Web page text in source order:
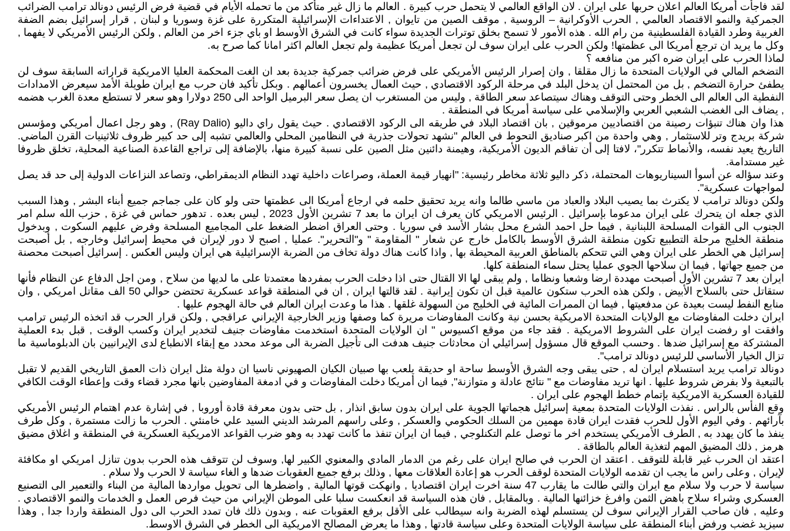
لقد فاجأت أمريكا العالم اعلان حربها على ايران . لان الواقع العالمي لا يتحمل حرب كبيرة . العالم ما زال غير متأكد من ما تحمله الأيام في قضية فرض الرئيس دونالد ترامب الضرائب
الجمركية والنمو الاقتصاد العالمي , الحرب الأوكرانية – الروسية , موقف الصين من تايوان , الاعتداءات الإسرائيلية المتكررة على غزة وسوريا و لبنان , قرار إسرائيل بضم الضفة
الغربية وطرد القيادة الفلسطينية من رام الله . هذه الأمور لا تسمح بخلق توترات الجديدة سواء كانت في الشرق الأوسط او باي جزء اخر من العالم , ولكن الرئيس الأمريكي لا يفهما ,
وكل ما يريد ان ترجع أمريكا الى عظمتها! ولكن الحرب على ايران سوف لن تجعل أمريكا عظيمة ولم تجعل العالم اكثر امانا كما صرح به.
لماذا الحرب على ايران ضره اكبر من منافعه ؟
التضخم المالي في الولايات المتحدة ما زال مقلقا , وان إصرار الرئيس الأمريكي على فرض ضرائب جمركية جديدة بعد ان الغت المحكمة العليا الامريكية قراراته السابقة سوف لن
يطفئ حرارة التضخم , بل من المحتمل ان يدخل البلد في مرحلة الركود الاقتصادي , حيث العمال يخسرون أعمالهم . وبكل تأكيد فان حرب مع ايران طويلة الأمد سيعرض الامدادات
النفطية الى العالم الى الخطر وحتى التوقف وهناك سيتصاعد سعر الطاقة , وليس من المستغرب ان يصل سعر البرميل الواحد الى 250 دولارا وهو سعر لا تستطع معدة الغرب هضمه
, يضاف الى الغضب الشعبي العربي والإسلامي على سياسة أمريكا في المنطقة .
هذا وان هناك تنبؤات رصينة من اقتصاديين مرموقين , بان اقتصاد البلاد في طريقه الى الركود الاقتصادي . حيث يقول راي داليو (Ray Dalio) , وهو رجل اعمال أمريكي ومؤسس
شركة بريدج وتر للاستثمار , وهي واحدة من اكبر صناديق التحوط في العالم "نشهد تحولات جذرية في النظامين المحلي والعالمي تشبه إلى حد كبير ظروف ثلاثينيات القرن الماضي.
التاريخ يعيد نفسه، والأنماط تتكرر"، لافتا إلى أن تفاقم الديون الأمريكية، وهيمنة دائنين مثل الصين على نسبة كبيرة منها، بالإضافة إلى تراجع القاعدة الصناعية المحلية، تخلق ظروفا
غير مستدامة.
وعند سؤاله عن أسوأ السيناريوهات المحتملة، ذكر داليو ثلاثة مخاطر رئيسية: "انهيار قيمة العملة، وصراعات داخلية تهدد النظام الديمقراطي، وتصاعد النزاعات الدولية إلى حد قد يصل
لمواجهات عسكرية".
ولكن دونالد ترامب لا يكترث بما يصيب البلاد والعباد من ماسي طالما وانه يريد تحقيق حلمه في ارجاع أمريكا الى عظمتها حتى ولو كان على جماجم جميع أبناء البشر , وهذا السبب
الذي جعله ان يتحرك على ايران مدعوما بإسرائيل . الرئيس الامريكي كان يعرف ان ايران ما بعد 7 تشرين الأول 2023 , ليس بعده . تدهور حماس في غزة , حزب الله سلم امر
الجنوب الى القوات المسلحة اللبنانية , فيما حل احمد الشرع محل بشار الأسد في سوريا . وحتى العراق اضطر الضغط على المجاميع المسلحة وفرض عليهم السكوت , وبدخول
منطقة الخليج مرحلة التطبيع تكون منطقة الشرق الأوسط بالكامل خارج عن شعار " المقاومة " و"التحرير". عمليا , اصبح لا دور لإيران في محيط إسرائيل وخارجه , بل أصبحت
إسرائيل هي الخطر على ايران وهي التي تتحكم بالمناطق العربية المحيطة بها , واذا كانت هناك دولة تخاف من الضربة الإسرائيلية هي ايران وليس العكس . إسرائيل أصبحت محصنة
من جميع جهاتها , فيما ان سلاحها الجوي عمليا يحتل سماء المنطقة كلها.
ايران بعد 7 تشرين الأول أصبحت مهددة ارضا وشعبا ونظاما , ولم يبقى لها الا القتال حتى اذا دخلت الحرب بمفردها معتمدتا على ما لديها من سلاح , ومن اجل الدفاع عن النظام فأنها
ستقاتل حتى بالسلاح الأبيض , ولكن هذه الحرب ستكون عالمية قبل ان تكون إيرانية . لقد قالتها ايران , ان في المنطقة قواعد عسكرية تحتضن حوالي 50 الف مقاتل امريكي , وان
منابع النفط ليست بعيدة عن مدفعيتها , فيما ان الممرات المائية في الخليج من السهولة غلقها . هذا ما وعدت ايران العالم في حالة الهجوم عليها .
ايران دخلت المفاوضات مع الولايات المتحدة الامريكية بحسن نية وكانت المفاوضات مريرة كما وصفها وزير الخارجية الإيراني عراقجي , ولكن قرار الحرب قد اتخذه الرئيس ترامب
وافقت او رفضت ايران على الشروط الامريكية . فقد جاء من موقع اكسيوس " ان الولايات المتحدة استخدمت مفاوضات جنيف لتخدير ايران وكسب الوقت , قبل بدء العملية
المشتركة مع إسرائيل ضدها . وحسب الموقع قال مسؤول إسرائيلي ان محادثات جنيف هدفت الى تأجيل الضربة الى موعد محدد مع إبقاء الانطباع لدى الإيرانيين بان الدبلوماسية ما
تزال الخيار الأساسي للرئيس دونالد ترامب".
دونالد ترامب يريد استسلام ايران له , حتى يبقى وجه الشرق الأوسط ساحة او حديقة يلعب بها صبيان الكيان الصهيوني ناسيا ان دولة مثل ايران ذات العمق التاريخي القديم لا تقبل
بالتبعية ولا بفرض شروط عليها . انها تريد مفاوضات مع " نتائج عادلة و متوازنة", فيما ان أمريكا دخلت المفاوضات و في ادمغة المفاوضين بانها مجرد قضاء وقت وإعطاء الوقت الكافي
للقيادة العسكرية الامريكية بإتمام خطط الهجوم على ايران .
وقع الفأس بالراس . نفذت الولايات المتحدة بمعية إسرائيل هجماتها الجوية على ايران بدون سابق انذار , بل حتى بدون معرفة قادة أوروبا , في إشارة عدم اهتمام الرئيس الأمريكي
بآرائهم . وفي اليوم الأول للحرب فقدت ايران قادة مهمين من السلك الحكومي والعسكر , وعلى راسهم المرشد الديني السيد علي خامنئي . الحرب ما زالت مستمرة , وكل طرف
ينفذ ما كان يهدد به , الطرف الأمريكي يستخدم اخر ما توصل علم التكنلوجي , فيما ان ايران تنفذ ما كانت تهدد به وهو ضرب القواعد الامريكية العسكرية في المنطقة و اغلاق مضيق
هرمز , ذلك المضيق المهم لتغذية العالم بالطاقة .
اعتقد ان الحرب غير قابلة للتوقف . اعتقد ان الحرب في صالح ايران على رغم من الدمار المادي والمعنوي الكبير لها, وسوف لن تتوقف هذه الحرب بدون تنازل امريكي او مكافئة
لإيران , وعلى راس ما يجب ان تقدمه الولايات المتحدة لوقف الحرب هو إعادة العلاقات معها , وذلك برفع جميع العقوبات ضدها و الغاء سياسة لا الحرب ولا سلام .
سياسة لا حرب ولا سلام مع ايران والتي طالت ما يقارب 47 سنة اخرت ايران اقتصاديا , وانهكت قوتها المالية , واضطرها الى تحويل مواردها المالية من البناء والتعمير الى التصنيع
العسكري وشراء سلاح باهض الثمن وافرغ خزائنها المالية . وبالمقابل , فان هذه السياسة قد انعكست سلبا على الموطن الإيراني من حيث فرص العمل و الخدمات والنمو الاقتصادي .
وعليه , فان صاحب القرار الإيراني سوف لن يستسلم لهذه الضربة وانه سيطالب على الأقل برفع العقوبات عنه , وبدون ذلك فان تمدد الحرب الى دول المنطقة واردا جدا , وهذا
سيزيد غضب ورفض أبناء المنطقة على سياسة الولايات المتحدة وعلى سياسة قادتها , وهذا ما يعرض المصالح الامريكية الى الخطر في الشرق الاوسط.